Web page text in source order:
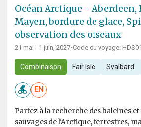
Océan Arctique - Aberdeen,
Mayen, bordure de glace,
observation des oiseaux
21 mai - 1 juin, 2027•Code du voyage:
Combinaison Fair Isle Svalbard
EN
Partez à la recherche des baleines
sauvages de l'Arctique, terrestres,